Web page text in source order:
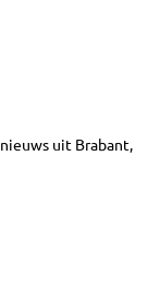
uit Brabant,